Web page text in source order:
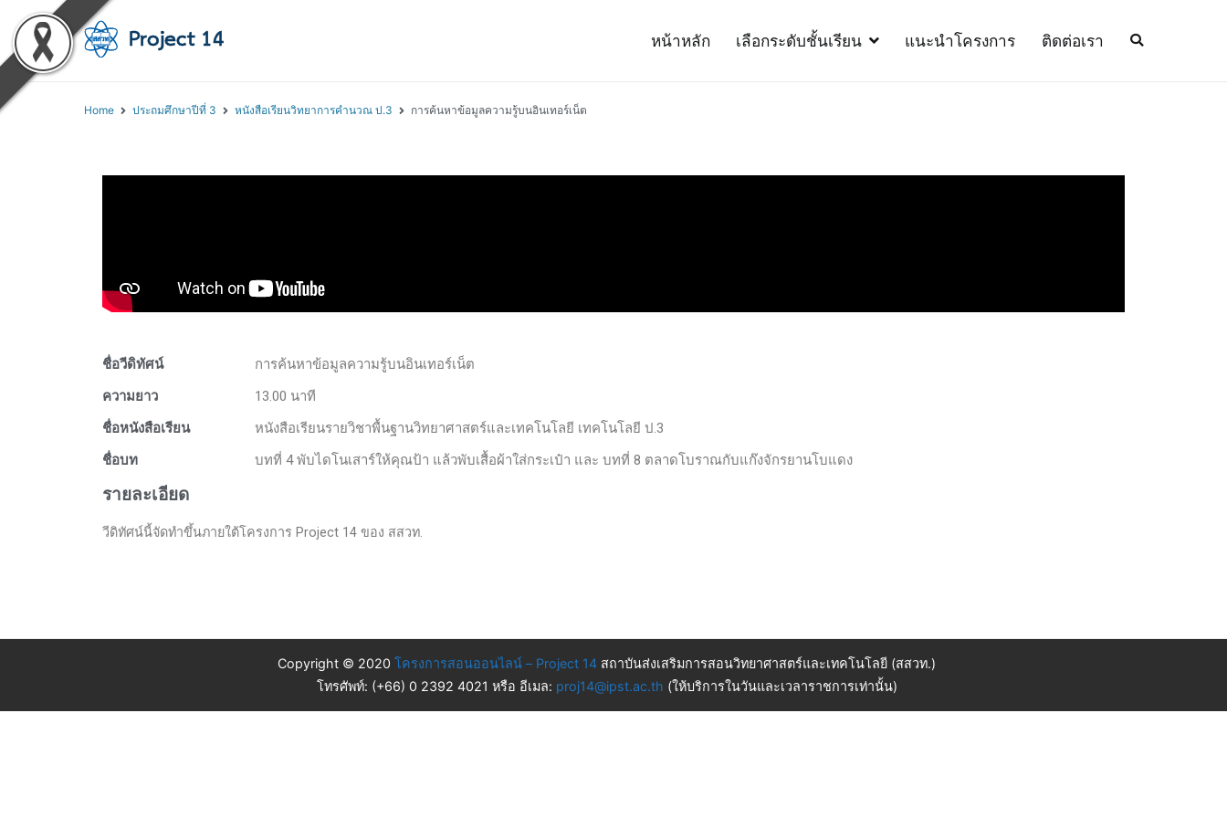
หน้าหลัก เลือกระดับชั้นเรียน แนะนำโครงการ ติดต่อเรา
Home ประถมศึกษาปีที่ 3 หนังสือเรียนวิทยาการคำนวณ ป.3 การค้นหาข้อมูลความรู้บนอินเทอร์เน็ต
ชื่อวีดิทัศน์
การค้นหาข้อมูลความรู้บนอินเทอร์เน็ต
ความยาว
13.00 นาที
ชื่อหนังสือเรียน
หนังสือเรียนรายวิชาพื้นฐานวิทยาศาสตร์และเทคโนโลยี เทคโนโลยี ป.3
ชื่อบท
บทที่ 4 พับไดโนเสาร์ให้คุณป้า แล้วพับเสื้อผ้าใส่กระเป๋า และ บทที่ 8 ตลาดโบราณกับแก๊งจักรยานโบแดง
รายละเอียด
วีดิทัศน์นี้จัดทำขึ้นภายใต้โครงการ Project 14 ของ สสวท.
Copyright © 2020 โครงการสอนออนไลน์ – Project 14 สถาบันส่งเสริมการสอนวิทยาศาสตร์และเทคโนโลยี (สสวท.)
โทรศัพท์: (+66) 0 2392 4021 หรือ อีเมล: proj14@ipst.ac.th (ให้บริการในวันและเวลาราชการเท่านั้น)